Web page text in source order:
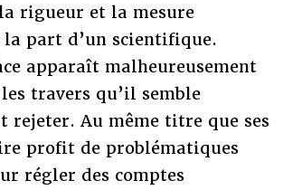
rigueur et la mesure
la part d’un scientifique.
apparaît malheureusement
travers qu’il semble
rejeter. Au même titre que ses
profit de problématiques
régler des comptes